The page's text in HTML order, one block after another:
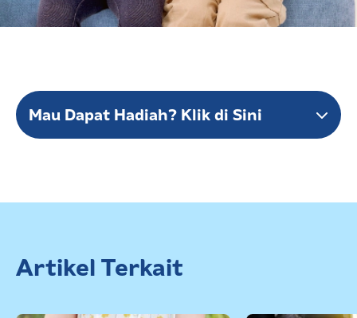
Mau Dapat Hadiah? Klik di Sini
Nomor Handphone (terhubung dengan whatsapp)
Artikel Terkait